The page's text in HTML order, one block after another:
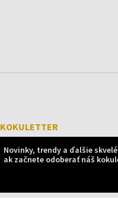
KOKULETTER
Novinky, trendy a ďalšie
ak začnete odoberať náš